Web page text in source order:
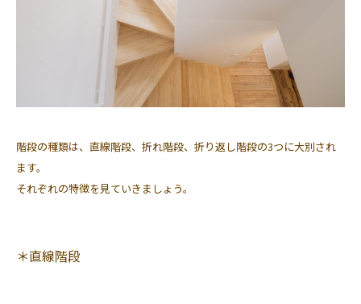
階段の種類は、直線階段、折れ階段、折り返し階段の3つに大別され
ます。
それぞれの特徴を見ていきましょう。
＊直線階段